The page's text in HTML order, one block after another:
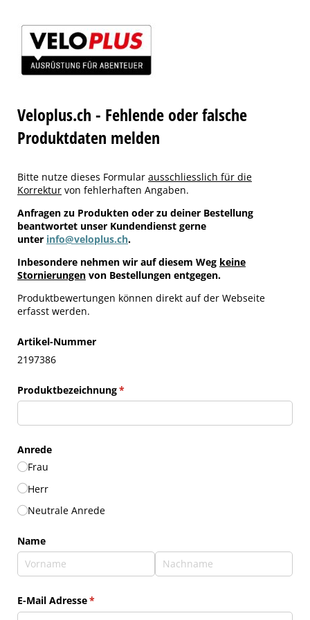
Veloplus.ch - Fehlende oder falsche
Produktdaten melden
Bitte nutze dieses Formular ausschliesslich für die
Korrektur von fehlerhaften Angaben.
Anfragen zu Produkten oder zu deiner Bestellung
beantwortet unser Kundendienst gerne
unter info@veloplus.ch.
Inbesondere nehmen wir auf diesem Weg keine
Stornierungen von Bestellungen entgegen.
Produktbewertungen können direkt auf der Webseite
erfasst werden.
Artikel-Nummer
2197386
Produktbezeichnung*
(erforderlich)
Anrede
Frau
Herr
Neutrale Anrede
Name
E-Mail Adresse*
(erforderlich)